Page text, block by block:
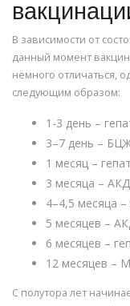
В зависимости от
данный момент
немного отличаться,
следующим образом:
1-3 день –
3–7 день –
1 месяц –
3 месяца –
4–4,5 месяца
5 месяцев –
6 месяцев –
12 месяцев –
С полутора лет